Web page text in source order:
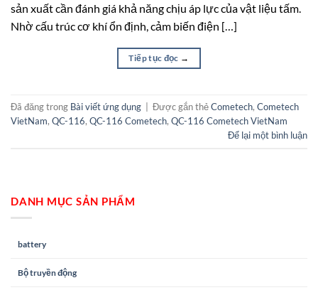
sản xuất cần đánh giá khả năng chịu áp lực của vật liệu tấm.
Nhờ cấu trúc cơ khí ổn định, cảm biến điện […]
Tiếp tục đọc →
Đã đăng trong Bài viết ứng dụng Được gắn thẻCometech, Cometech
VietNam, QC-116, QC-116 Cometech, QC-116 Cometech VietNam
Để lại một bình luận
DANH MỤC SẢN PHẨM
battery
Bộ truyền động